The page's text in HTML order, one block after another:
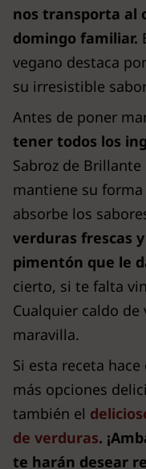
nos transporta al
domingo familiar.
vegano destaca
su irresistible
Antes de poner
tener todos los
Sabroz de
mantiene su
absorbe los
verduras frescas
pimentón que le
cierto, si te falta
Cualquier caldo
maravilla.
Si esta receta
más opciones
también el
de verduras.
te harán desear